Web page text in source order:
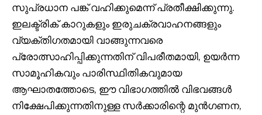
സുപ്രധാന പങ്ക് വഹിക്കുമെന്ന് പ്രതീക്ഷിക്കുന്നു.
ഇലക്ട്രിക് കാറുകളും ഇരുചക്രവാഹനങ്ങളും
വ്യക്തിഗതമായി വാങ്ങുന്നവരെ
പ്രോത്സാഹിപ്പിക്കുന്നതിന് വിപരീതമായി, ഉയർന്ന
സാമൂഹികവും പാരിസ്ഥിതികവുമായ
ആഘാതത്തോടെ, ഈ വിഭാഗത്തിൽ വിഭവങ്ങൾ
നിക്ഷേപിക്കുന്നതിനുള്ള സർക്കാരിന്റെ മുൻഗണന,